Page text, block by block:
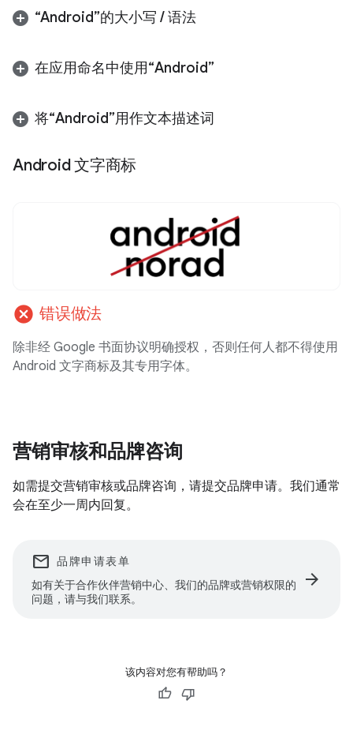
“Android”的大小写 /语法
在应用命名中使用“Android”
将“Android”用作文本描述词
Android 文字商标
cancel 错误做法
除非经 Google 书面协议明确授权，否则任何人都不得使用
Android 文字商标及其专用字体。
营销审核和品牌咨询
如需提交营销审核或品牌咨询，请提交品牌申请。我们通常
会在至少一周内回复。
email 品牌申请表单
如有关于合作伙伴营销中心、我们的品牌或营销权限的
问题，请与我们联系。
arrow_forward
该内容对您有帮助吗？